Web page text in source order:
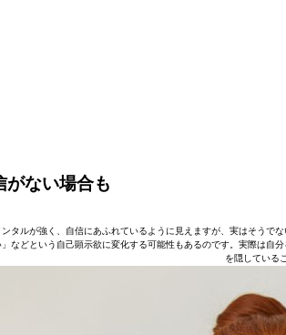
がない場合も
タルが強く、自信にあふれているように見えますが、実はそうで
」などという自己顕示欲に変化する可能性もあるのです。実際は
を隠している